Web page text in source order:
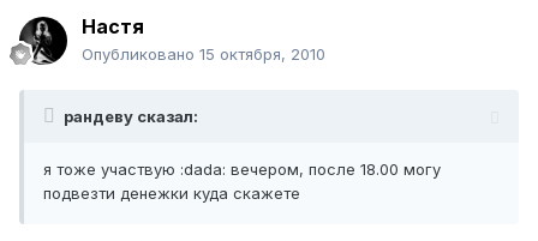
Hacтя
Опубликовано 15 октября, 2010
рандеву сказал:
я тоже участвую :dada: вечером, после 18.00 могу
подвезти денежки куда скажете